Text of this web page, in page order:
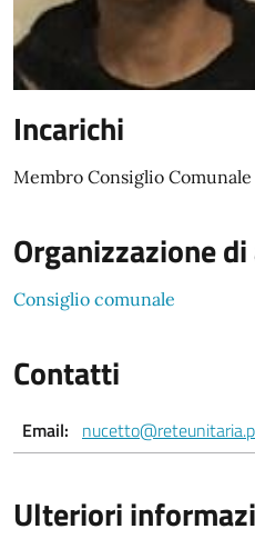
Incarichi
Membro Consiglio
Organizzazione
Consiglio comunale
Contatti
Email:
Ulteriori